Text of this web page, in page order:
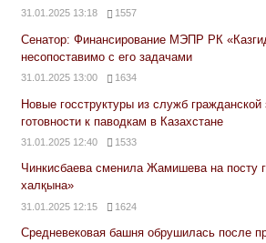
31.01.2025 13:18 1557
Сенатор: Финансирование МЭПР РК
несопоставимо с его задачами
31.01.2025 13:00 1634
Новые госструктуры из служб
готовности к паводкам в Казахстане
31.01.2025 12:40 1533
Чинкисбаева сменила Жамишева на посту
халқына»
31.01.2025 12:15 1624
Средневековая башня обрушилась после